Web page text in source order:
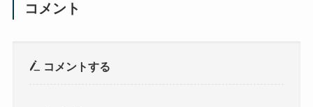
コメント
コメントする